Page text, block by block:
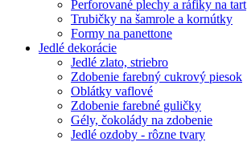
Perforované plechy a ráfiky na tart
Trubičky na šamrole a kornútky
Formy na panettone
Jedlé dekorácie
Jedlé zlato, striebro
Zdobenie farebný cukrový piesok
Oblátky vaflové
Zdobenie farebné guličky
Gély, čokolády na zdobenie
Jedlé ozdoby - rôzne tvary